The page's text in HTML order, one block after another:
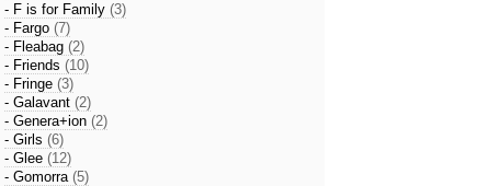
- F is for Family (3)
- Fargo (7)
- Fleabag (2)
- Friends (10)
- Fringe (3)
- Galavant (2)
- Genera+ion (2)
- Girls (6)
- Glee (12)
- Gomorra (5)